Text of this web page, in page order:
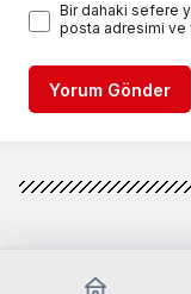
Bir dahaki sefere
posta adresimi ve
Yorum Gönder